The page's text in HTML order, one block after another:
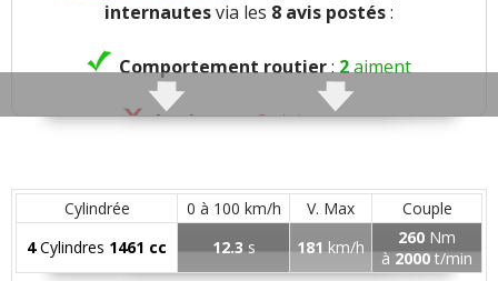
internautesvia les 8 avis postés:
Comportement routier:2aiment
Agrément:2n'aiment pas
Confort des sièges:1aime
Cylindrée 0 à 100 km/h V. Max
Couple
4Cylindres 1461 cc 12.3s 181 km/h 260 Nm
à2000t/min